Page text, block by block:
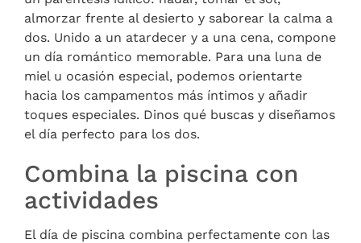
almorzar frente al desierto y saborear la calma a
dos. Unido a un atardecer y a una cena, compone
un día romántico memorable. Para una luna de
miel u ocasión especial, podemos orientarte
hacia los campamentos más íntimos y añadir
toques especiales. Dinos qué buscas y diseñamos
el día perfecto para los dos.
Combina la piscina con
actividades
El día de piscina combina perfectamente con las